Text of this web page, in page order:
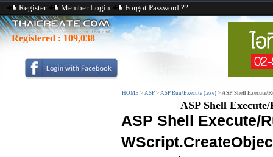
Register Member Login Forgot Password ??
Registered : 109,038
HOME > ASP > ASP Run/Execute (.exe) > ASP Shell Execute/
ASP Shell
ASP Shell Execute/